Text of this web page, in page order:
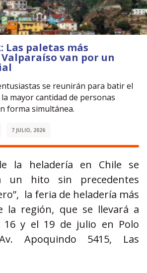
Las paletas más
van por un
se reunirán para batir el
mayor cantidad de personas
forma simultánea.
7 JULIO, 2026
la heladería en Chile se
un hito sin precedentes
la feria de heladería más
la región, que se llevará a
16 y el 19 de julio en Polo
Apoquindo 5415, Las